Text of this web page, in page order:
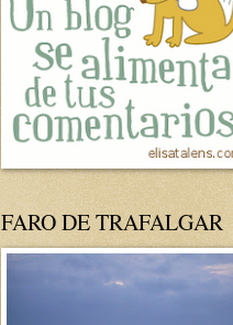
FARO DE TRAFALGAR